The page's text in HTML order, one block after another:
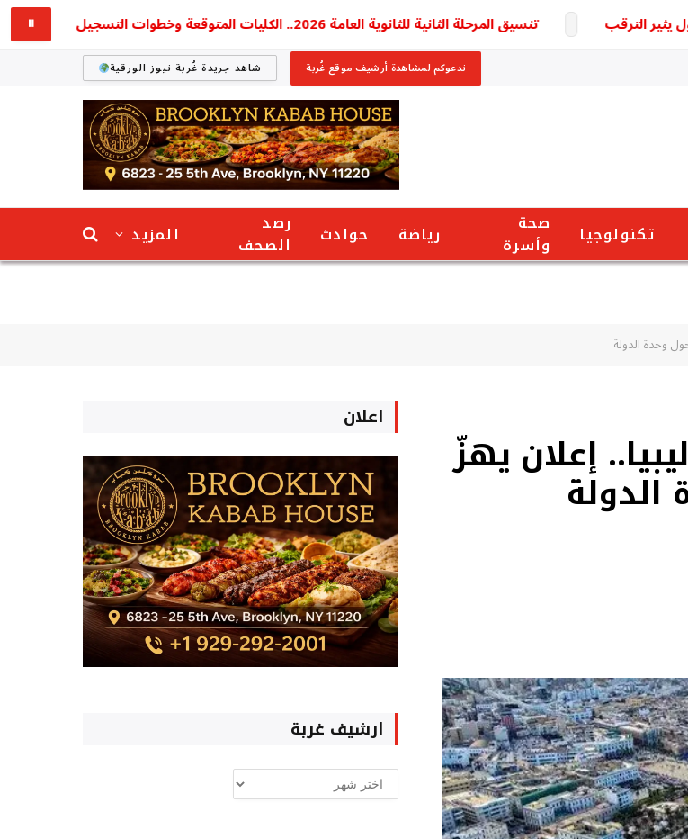
الترقب تنسيق المرحلة الثانية للثانوية العامة 2026.. الكليات المتوقعة وخطوات التسجيل يا فرحة
⏸
ندعوكم لمشاهدة أرشيف موقع غُربة شاهد جريدة غُربة نيوز الورقية
تكنولوجيا
صحة
وأسرة
رياضة حوادث
رصد
الصحف
المزيد
وحدة الدولة
إعلان يهزّ
اعلان
ارشيف غربة
ارشيف
غربة